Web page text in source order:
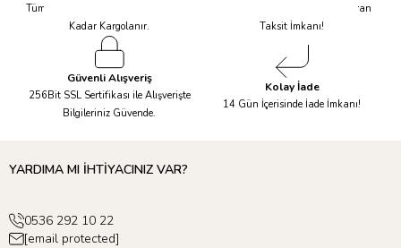
Tüm Siparişleriniz Aynı Gün 14.00'a
Kadar Kargolanır.
Tüm Ürünlerde 6 Aya Kadar Varan
Taksit İmkanı!
Güvenli Alışveriş
256Bit SSL Sertifikası ile Alışverişte
Bilgileriniz Güvende.
Kolay İade
14 Gün İçerisinde İade İmkanı!
YARDIMA MI İHTİYACINIZ VAR?
0536 292 10 22
[email protected]